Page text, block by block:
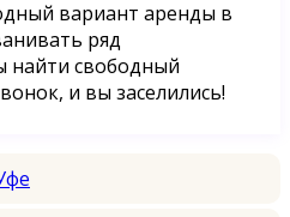
вариант аренды в
ряд
найти свободный
и вы заселились!